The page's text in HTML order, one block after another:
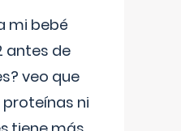
mi bebé
antes de
veo que
ni